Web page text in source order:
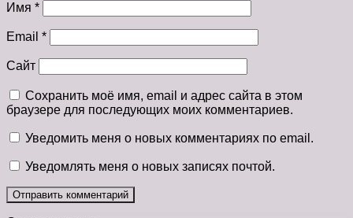
Имя *
Email *
Сайт
Сохранить моё имя, email и адрес сайта в этом
браузере для последующих моих комментариев.
Уведомить меня о новых комментариях по email.
Уведомлять меня о новых записях почтой.